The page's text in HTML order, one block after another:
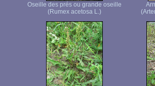
Oseille des prés ou grande oseille
(Rumex acetosa L.)